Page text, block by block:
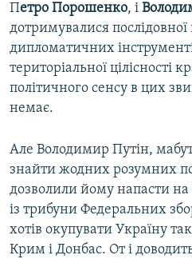
Петро Порошенко, і
дотримувалися послідовної
дипломатичних
територіальної цілісності
політичного сенсу в цих
немає.
Але Володимир Путін,
знайти жодних розумних
дозволили йому напасти
із трибуни Федеральних
хотів окупувати Україну
Крим і Донбас. От і